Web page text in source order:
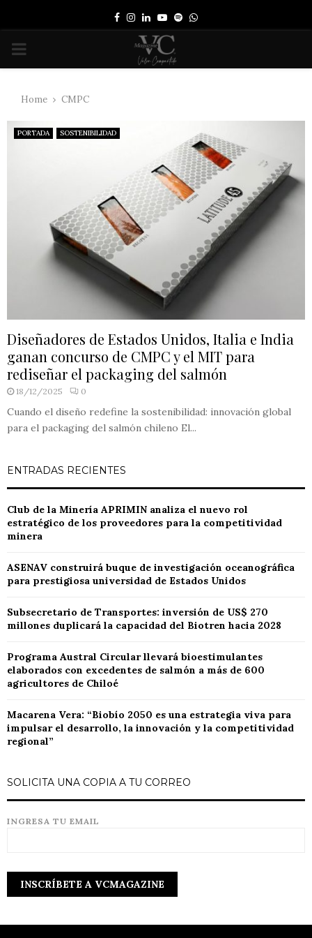
Facebook
Instagram
LinkedinYoutube
SpotifyWhatsapp
PRIMARY
Home CMPC
PORTADA SOSTENIBILIDAD
Diseñadores de Estados Unidos, Italia e India
ganan concurso de CMPC y el MIT para
rediseñar el packaging del salmón
18/12/2025 0
Cuando el diseño redefine la sostenibilidad: innovación global
para el packaging del salmón chileno El...
ENTRADAS RECIENTES
Club de la Minería APRIMIN analiza el nuevo rol
estratégico de los proveedores para la competitividad
minera
ASENAV construirá buque de investigación oceanográfica
para prestigiosa universidad de Estados Unidos
Subsecretario de Transportes: inversión de US$ 270
millones duplicará la capacidad del Biotren hacia 2028
Programa Austral Circular llevará bioestimulantes
elaborados con excedentes de salmón a más de 600
agricultores de Chiloé
Macarena Vera: “Biobío 2050 es una estrategia viva para
impulsar el desarrollo, la innovación y la competitividad
regional”
SOLICITA UNA COPIA A TU CORREO
INGRESA TU EMAIL